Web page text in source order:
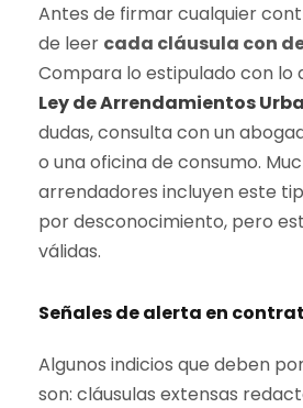
Antes de firmar cualquier
de leer cada cláusula con
Compara lo estipulado con lo
Ley de Arrendamientos
dudas, consulta con un
o una oficina de consumo.
arrendadores incluyen este
por desconocimiento, pero
válidas.
Señales de alerta en
Algunos indicios que deben
son: cláusulas extensas